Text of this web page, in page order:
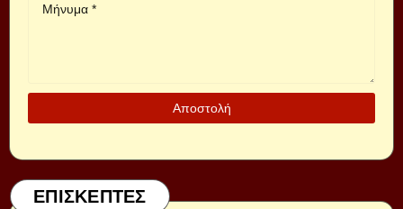
ΕΠΙΣΚΕΠΤΕΣ